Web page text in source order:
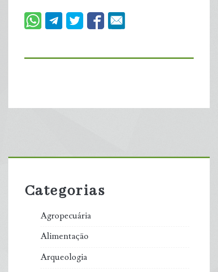
Primary
Sidebar
Categorias
Agropecuária
Alimentação
Arqueologia